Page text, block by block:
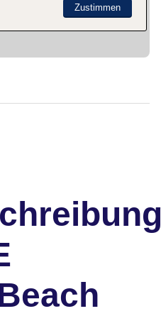
Zustimmen